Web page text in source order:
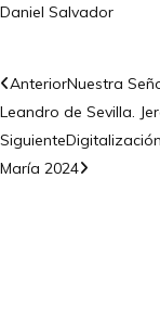
Daniel Salvador
AnteriorNuestra
Leandro de Sevilla.
Siguiente
María 2024